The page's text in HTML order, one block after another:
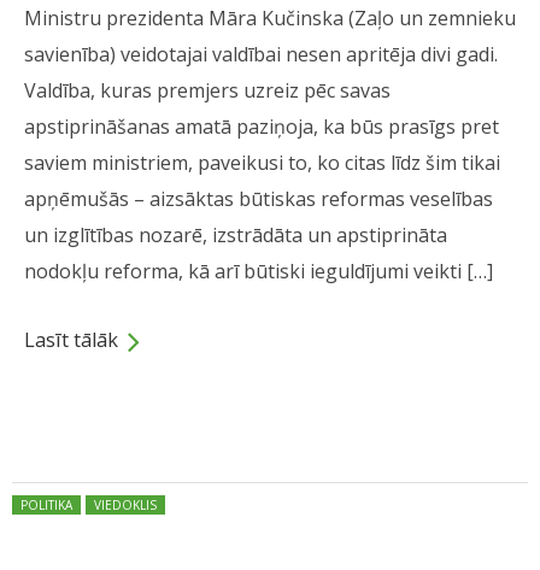
Ministru prezidenta Māra Kučinska (Zaļo un zemnieku
savienība) veidotajai valdībai nesen apritēja divi gadi.
Valdība, kuras premjers uzreiz pēc savas
apstiprināšanas amatā paziņoja, ka būs prasīgs pret
saviem ministriem, paveikusi to, ko citas līdz šim tikai
apņēmušās – aizsāktas būtiskas reformas veselības
un izglītības nozarē, izstrādāta un apstiprināta
nodokļu reforma, kā arī būtiski ieguldījumi veikti […]
Lasīt tālāk
Posted in:
POLITIKA VIEDOKLIS